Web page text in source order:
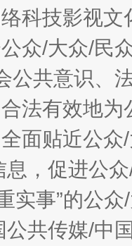
生
"炒
科技影视
众/大众/民
公共意识、
法有效地
面贴近公
，促进公
实事”的公
公共传媒/中